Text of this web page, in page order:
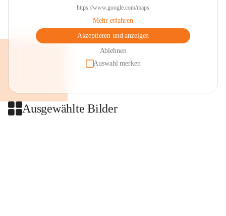
https://www.google.com/maps
Mehr erfahren
Akzeptieren und anzeigen
Ablehnen
Auswahl merken
Ausgewählte Bilder